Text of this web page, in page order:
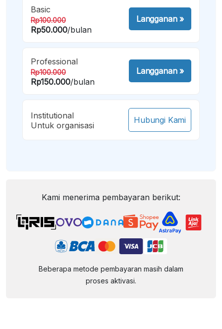
Basic
Rp100.000
Rp50.000/bulan
Langganan»
Professional
Rp100.000
Rp150.000/bulan
Langganan»
Institutional
Untuk organisasi
Hubungi Kami
Kami menerima pembayaran berikut:
Beberapa metode pembayaran masih dalam
proses aktivasi.